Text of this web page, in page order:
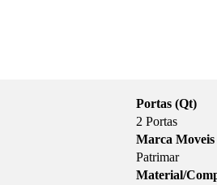
Portas (Qt)
2 Portas
Marca Moveis
Patrimar
Material/